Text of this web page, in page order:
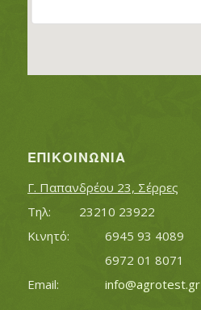
ΕΠΙΚΟΙΝΩΝΊΑ
Γ. Παπανδρέου 23, Σέρρες
Τηλ:		23210 23922
Κινητό:		6945 93 4089
			6972 01 8071
info@agrotest.gr